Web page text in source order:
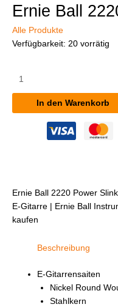
Ernie Ball
Alle Produkte
Verfügbarkeit: 20 vorrätig
Ball
Power
In den Warenkorb
Ernie Ball 2220 Power
E-Gitarre | Ernie Ball
kaufen
Beschreibung
E-Gitarrensaiten
Nickel Round
Stahlkern